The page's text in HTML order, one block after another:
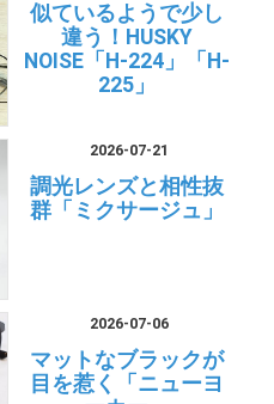
似ているようで少し
違う！HUSKY
NOISE「H-224」「H-
225」
2026-07-21
調光レンズと相性抜
群「ミクサージュ」
2026-07-06
マットなブラックが
目を惹く「ニューヨ